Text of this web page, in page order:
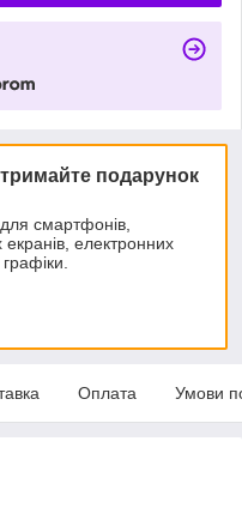
подарунок
смартфонів,
електронних
Оплата Умови